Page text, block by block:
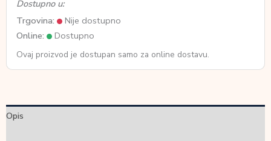
Dostupno u:
Trgovina:
Nije dostupno
Online:
Dostupno
Ovaj proizvod je dostupan samo za online dostavu.
Opis